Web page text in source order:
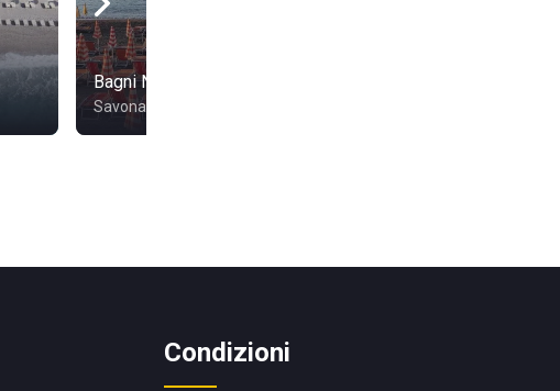
Bagni Nilo
Savona
Condizioni